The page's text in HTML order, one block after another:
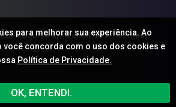
Pesquisa Ambiental da Amazônia
© ®
para melhorar sua experiência. Ao
você concorda com o uso dos cookies e
Política de Privacidade.
OK, ENTENDI.